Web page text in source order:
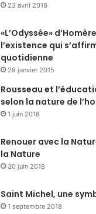
23 avril 2016
«L’Odyssée»
l’existence qui
quotidienne
28 janvier 2015
Rousseau et
selon la nature de
1 juin 2018
Renouer avec la
la Nature
30 juin 2018
Saint Michel, une
1 septembre 2018